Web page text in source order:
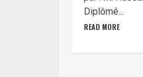
Diplômé...
READ MORE